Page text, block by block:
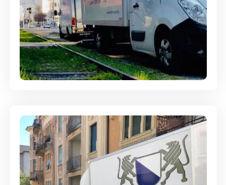
Ein- und Auspackservice